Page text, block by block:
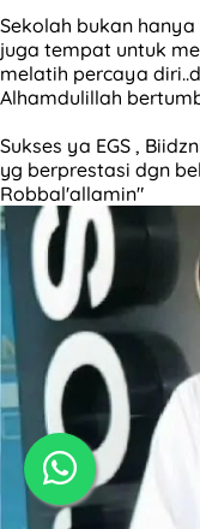
Sekolah bukan
juga tempat untuk
melatih percaya
Alhamdulillah
Sukses ya EGS ,
yg berprestasi dgn
Robbal'allamin"